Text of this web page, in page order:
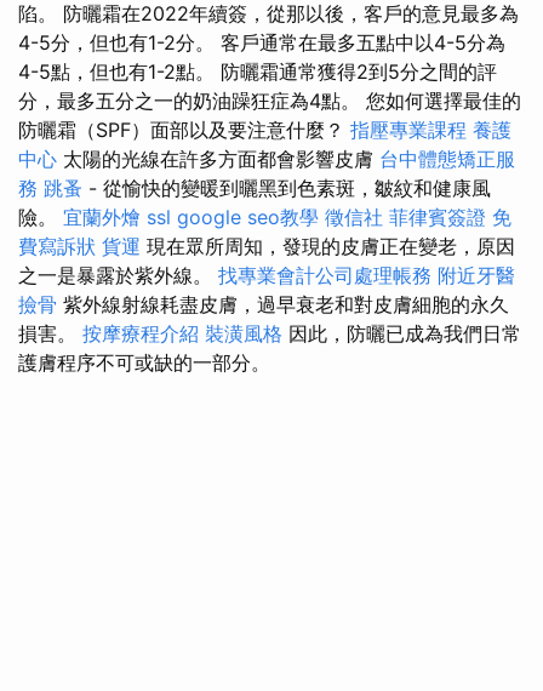
陷。 防曬霜在2022年續簽，從那以後，客戶的意見最多為
4-5分，但也有1-2分。 客戶通常在最多五點中以4-5分為
4-5點，但也有1-2點。 防曬霜通常獲得2到5分之間的評
分，最多五分之一的奶油躁狂症為4點。 您如何選擇最佳的
防曬霜（SPF）面部以及要注意什麼？ 指壓專業課程 養護
中心 太陽的光線在許多方面都會影響皮膚 台中體態矯正服
務 跳蚤 - 從愉快的變暖到曬黑到色素斑，皺紋和健康風
險。 宜蘭外燴 ssl google seo教學 徵信社 菲律賓簽證 免
費寫訴狀 貨運 現在眾所周知，發現的皮膚正在變老，原因
之一是暴露於紫外線。 找專業會計公司處理帳務 附近牙醫
撿骨 紫外線射線耗盡皮膚，過早衰老和對皮膚細胞的永久
損害。 按摩療程介紹 裝潢風格 因此，防曬已成為我們日常
護膚程序不可或缺的一部分。